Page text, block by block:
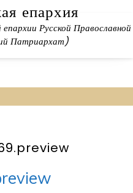
епархия
Русской Православной
Патриархат)